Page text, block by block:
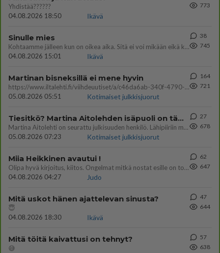
Yhdistää??????
04.08.2026 18:50
Ikävä
773
Sinulle mies
Kohtaamme jälleen kun on oikea aika. Sitä ei voi mikään eikä kukaan estää <3 <3
04.08.2026 15:01
Ikävä
38
745
Martinan bisneksillä ei mene hyvin
https://www.iltalehti.fi/viihdeuutiset/a/c46da6ab-340f-4790-aaa7-0865eed2336 Yrityksen konkurssihakemus on tullut kärä
05.08.2026 05:51
Kotimaiset julkkisjuorut
164
721
Tiesitkö? Martina Aitolehden isäpuoli on tämä suosittu laulaja
Martina Aitolehti on seurattu julkisuuden henkilö. Lähipiiriin mahtuu muitakin tunnettuja henkilöitä. Tiesitkö, että Ma
05.08.2026 07:23
Kotimaiset julkkisjuorut
27
678
Miia Heikkinen avautui !
Olipa hyvä kirjoitus, kiitos. Ongelmat mitkä nostat esille on todellisia ja tämä ylimielisyys totta ja se näkyy kaikessa
04.08.2026 04:27
Judo
62
647
Mitä uskot hänen ajattelevan sinusta?
😇
04.08.2026 18:30
Ikävä
47
644
Mitä töitä kaivattusi on tehnyt?
😅
57
638